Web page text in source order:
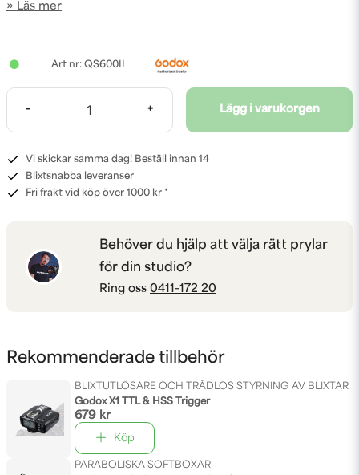
Läs mer
QS600II
- + Lägg i varukorgen
Vi skickar samma dag! Beställ innan 14
Blixtsnabba leveranser
Fri frakt vid köp över 1000 kr *
Behöver du hjälp att välja rätt prylar
för din studio?
Ring oss 0411-172 20
Rekommenderade tillbehör
BLIXTUTLÖSARE OCH TRÅDLÖS STYRNING AV BLIXTAR
Godox X1 TTL & HSS Trigger
679 kr
Köp
PARABOLISKA SOFTBOXAR